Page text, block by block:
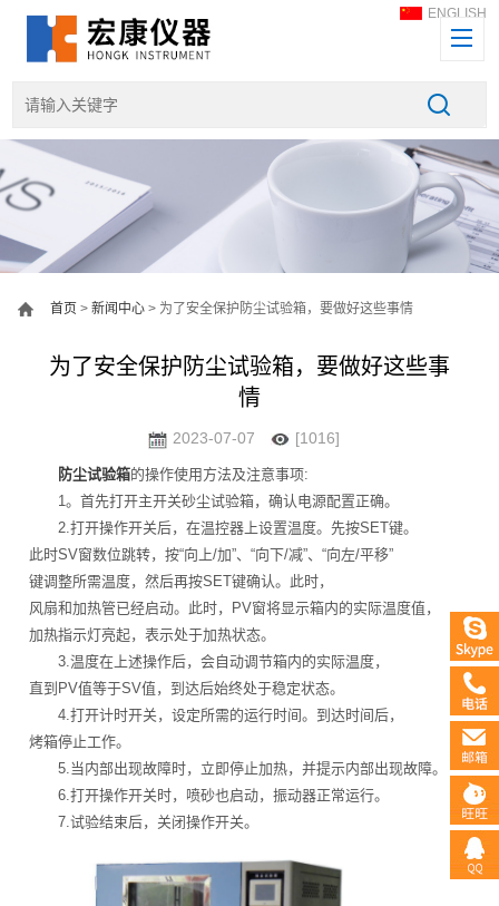
ENGLISH
首页 >新闻中心 > 为了安全保护防尘试验箱，要做好这些事情
为了安全保护防尘试验箱，要做好这些事
情
2023-07-07 [1016]
防尘试验箱的操作使用方法及注意事项:
1。首先打开主开关砂尘试验箱，确认电源配置正确。
2.打开操作开关后，在温控器上设置温度。先按SET键。
此时SV窗数位跳转，按“向上/加”、“向下/减”、“向左/平移”
键调整所需温度，然后再按SET键确认。此时，
风扇和加热管已经启动。此时，PV窗将显示箱内的实际温度值，
加热指示灯亮起，表示处于加热状态。
3.温度在上述操作后，会自动调节箱内的实际温度，
直到PV值等于SV值，到达后始终处于稳定状态。
4.打开计时开关，设定所需的运行时间。到达时间后，
烤箱停止工作。
5.当内部出现故障时，立即停止加热，并提示内部出现故障。
6.打开操作开关时，喷砂也启动，振动器正常运行。
7.试验结束后，关闭操作开关。